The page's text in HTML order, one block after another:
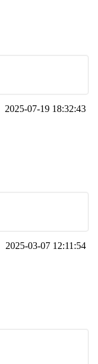
2025-07-19 18:32:43
2025-03-07 12:11:54